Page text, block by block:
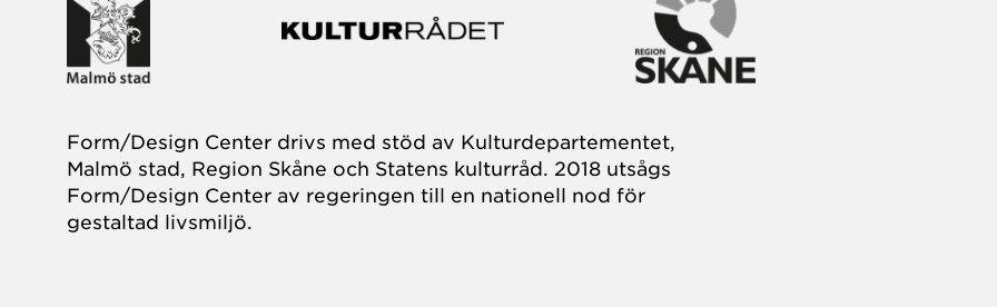
Form/Design Center drivs med stöd av Kulturdepartementet,
Malmö stad, Region Skåne och Statens kulturråd. 2018 utsågs
Form/Design Center av regeringen till en nationell nod för
gestaltad livsmiljö.